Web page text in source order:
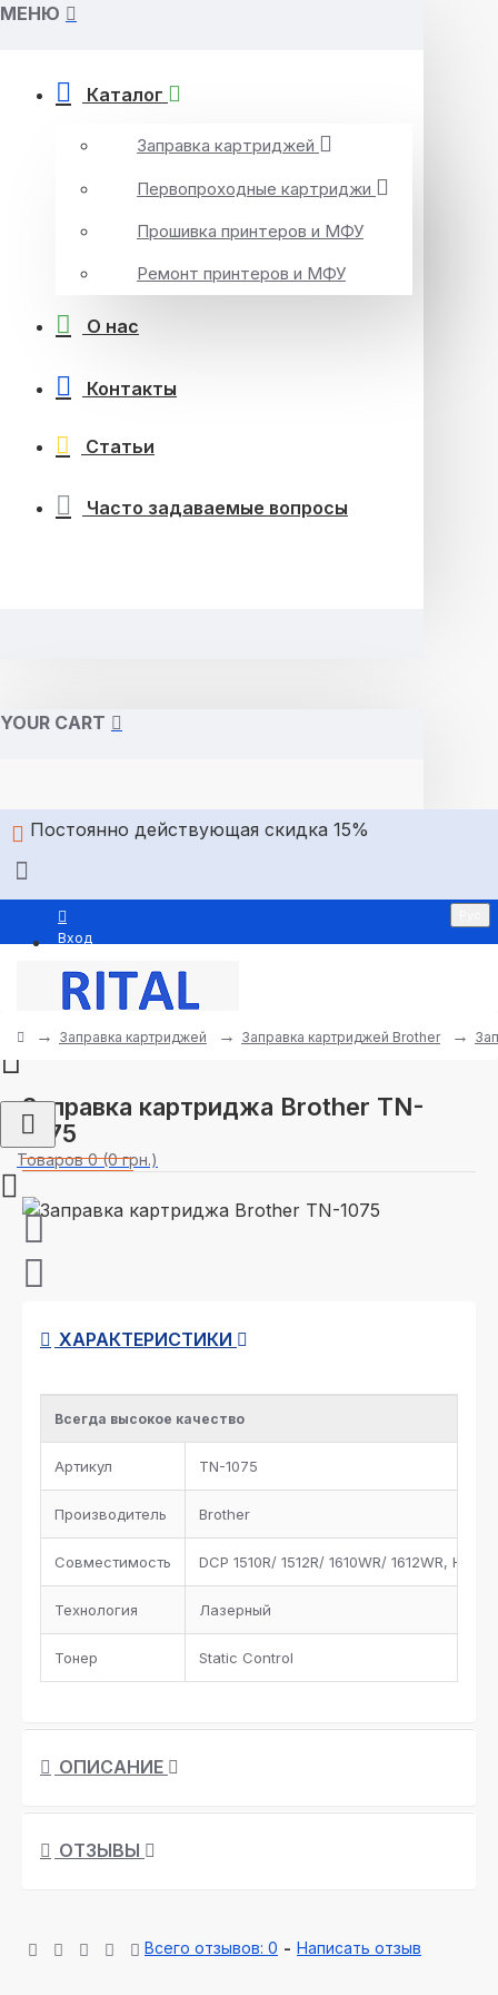
МЕНЮ
Каталог
Заправка картриджей
Первопроходные картриджи
Прошивка принтеров и МФУ
Ремонт принтеров и МФУ
О нас
Контакты
Статьи
Часто задаваемые вопросы
YOUR CART
Постоянно действующая скидка 15%
Вход
Регистрация
Товаров 0 (0 грн.)
Заправка картриджей Заправка картриджей Brother
Заправка картриджа Brother TN-
1075
ХАРАКТЕРИСТИКИ
Всегда высокое качество
Артикул TN-1075
Производитель Brother
Совместимость DCP 1510R/ 1512R/ 1610WR/ 1612WR, HL-
Технология Лазерный
Тонер Static Control
ОПИСАНИЕ
ОТЗЫВЫ
Всего отзывов: 0 - Написать отзыв